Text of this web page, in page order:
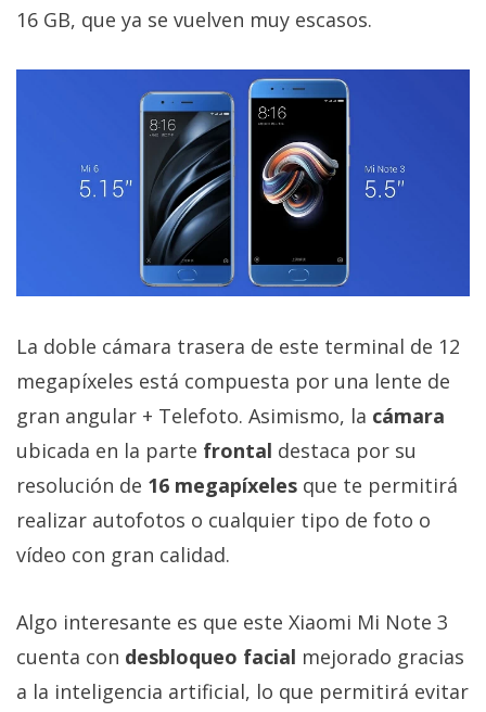
16 GB, que ya se vuelven muy escasos.
La doble cámara trasera de este terminal de 12
megapíxeles está compuesta por una lente de
gran angular + Telefoto. Asimismo, la cámara
ubicada en la parte frontal destaca por su
resolución de 16 megapíxeles que te permitirá
realizar autofotos o cualquier tipo de foto o
vídeo con gran calidad.
Algo interesante es que este Xiaomi Mi Note 3
cuenta con desbloqueo facial mejorado gracias
a la inteligencia artificial, lo que permitirá evitar